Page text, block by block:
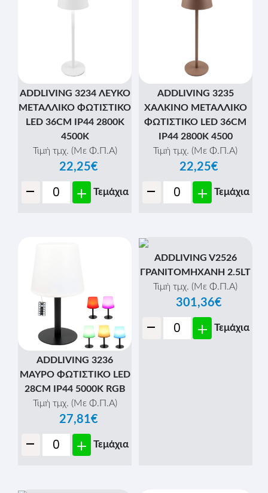
ADDLIVING 3234 ΛΕΥΚΟ
ΜΕΤΑΛΛΙΚΟ ΦΩΤΙΣΤΙΚΟ
LED 36CM IP44 2800Κ
4500Κ
Τιμή τμχ. (Με Φ.Π.Α)
22,25€
- + Τεμάχια
ADDLIVING 3235
ΧΑΛΚΙΝΟ ΜΕΤΑΛΛΙΚΟ
ΦΩΤΙΣΤΙΚΟ LED 36CM
IP44 2800Κ 4500
Τιμή τμχ. (Με Φ.Π.Α)
22,25€
- + Τεμάχια
ADDLIVING 3236
ΜΑΥΡΟ ΦΩΤΙΣΤΙΚΟ LED
28CM IP44 5000K RGB
Τιμή τμχ. (Με Φ.Π.Α)
27,81€
- + Τεμάχια
ADDLIVING V2526
ΓΡΑΝΙΤΟΜΗΧΑΝΗ 2.5LT
Τιμή τμχ. (Με Φ.Π.Α)
301,36€
- + Τεμάχια